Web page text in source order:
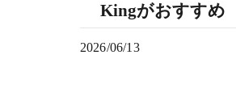
Kingがおすすめ
2026/06/13